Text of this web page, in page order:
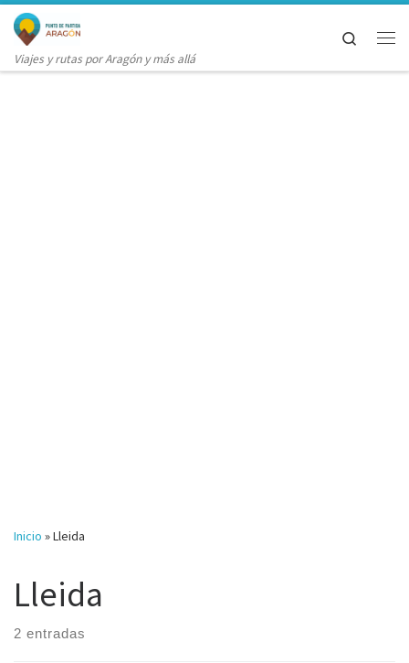
Saltar al contenido
Viajes y rutas por Aragón y más allá
Search
Inicio »Lleida
Lleida
2 entradas